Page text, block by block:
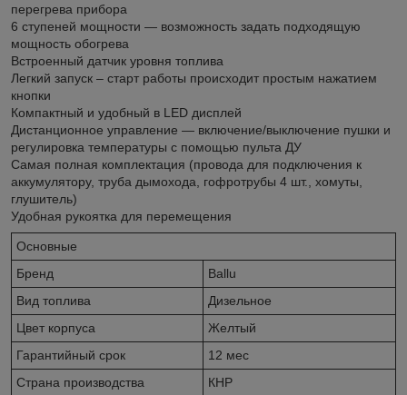
перегрева прибора
6 ступеней мощности — возможность задать подходящую
мощность обогрева
Встроенный датчик уровня топлива
Легкий запуск – старт работы происходит простым нажатием
кнопки
Компактный и удобный в LED дисплей
Дистанционное управление — включение/выключение пушки и
регулировка температуры с помощью пульта ДУ
Самая полная комплектация (провода для подключения к
аккумулятору, труба дымохода, гофротрубы 4 шт., хомуты,
глушитель)
Удобная рукоятка для перемещения
Основные
Бренд
Ballu
Вид топлива
Дизельное
Цвет корпуса
Желтый
Гарантийный срок
12 мес
Страна производства
КНР